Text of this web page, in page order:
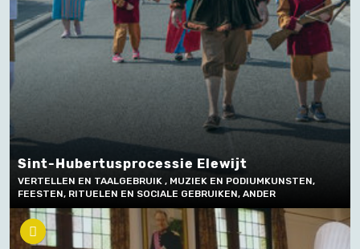
Sint-Hubertusprocessie Elewijt
VERTELLEN EN TAALGEBRUIK , MUZIEK EN PODIUMKUNSTEN,
FEESTEN, RITUELEN EN SOCIALE GEBRUIKEN, ANDER